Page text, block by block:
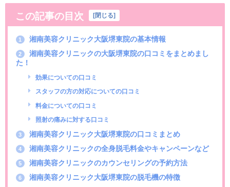
この記事の目次 [閉じる]
1 湘南美容クリニック大阪堺東院の基本情報
2
湘南美容クリニックの大阪堺東院の口コミをまとめまし
た！
効果についての口コミ
スタッフの方の対応についての口コミ
料金についての口コミ
照射の痛みに対する口コミ
3 湘南美容クリニック大阪堺東院の口コミまとめ
4 湘南美容クリニックの全身脱毛料金やキャンペーンなど
5 湘南美容クリニックのカウンセリングの予約方法
6 湘南美容クリニック大阪堺東院の脱毛機の特徴